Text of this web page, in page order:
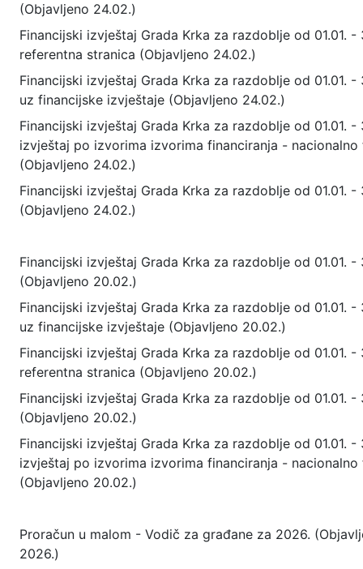
(Objavljeno 24.02.)
Financijski izvještaj Grada Krka za razdoblje od 01.01. -
referentna stranica (Objavljeno 24.02.)
Financijski izvještaj Grada Krka za razdoblje od 01.01. -
uz financijske izvještaje (Objavljeno 24.02.)
Financijski izvještaj Grada Krka za razdoblje od 01.01. -
izvještaj po izvorima izvorima financiranja - nacionalno
(Objavljeno 24.02.)
Financijski izvještaj Grada Krka za razdoblje od 01.01.
(Objavljeno 24.02.)
Financijski izvještaj Grada Krka za razdoblje od 01.01. -
(Objavljeno 20.02.)
Financijski izvještaj Grada Krka za razdoblje od 01.01. -
uz financijske izvještaje (Objavljeno 20.02.)
Financijski izvještaj Grada Krka za razdoblje od 01.01. -
referentna stranica (Objavljeno 20.02.)
Financijski izvještaj Grada Krka za razdoblje od 01.01.
(Objavljeno 20.02.)
Financijski izvještaj Grada Krka za razdoblje od 01.01. -
izvještaj po izvorima izvorima financiranja - nacionalno
(Objavljeno 20.02.)
Proračun u malom - Vodič za građane za 2026.
2026.)